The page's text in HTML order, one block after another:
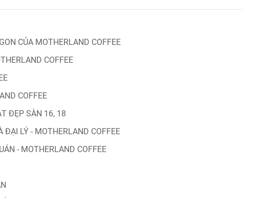
CỦA MOTHERLAND COFFEE
COFFEE
COFFEE
ĐẸP SÀN 16, 18
ĐẠI LÝ - MOTHERLAND COFFEE
- MOTHERLAND COFFEE